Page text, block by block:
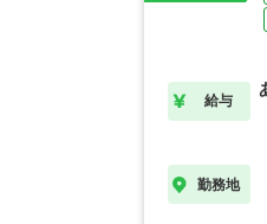
給与
勤務地